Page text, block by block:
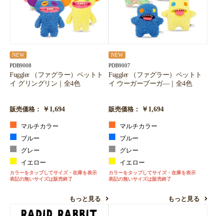
NEW
PDB9008
Fuggler （ファグラー）ペットト
イ グリングリン｜全4色
販売価格： ￥1,694
マルチカラー
ブルー
グレー
イエロー
カラーをタップしてサイズ・在庫を表示
表記の無いサイズは販売終了
もっと見る
NEW
PDB9007
Fuggler （ファグラー）ペットト
イ ウーガーブーガ―｜全4色
販売価格： ￥1,694
マルチカラー
ブルー
グレー
イエロー
カラーをタップしてサイズ・在庫を表示
表記の無いサイズは販売終了
もっと見る